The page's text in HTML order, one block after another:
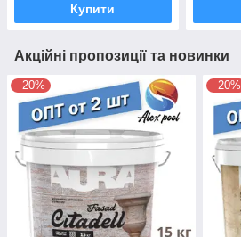
Купити
Акційні пропозиції та новинки
–20% –20%